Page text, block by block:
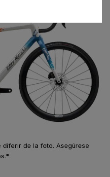
diferir de la foto. Asegúrese